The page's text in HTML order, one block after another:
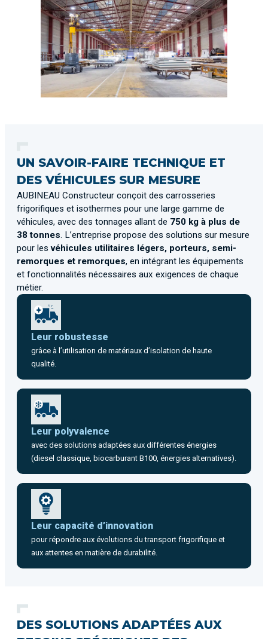
UN SAVOIR-FAIRE TECHNIQUE ET
DES VÉHICULES SUR MESURE
AUBINEAU Constructeur conçoit des carrosseries
frigorifiques et isothermes pour une large gamme de
véhicules, avec des tonnages allant de 750 kg à plus de
38 tonnes. L’entreprise propose des solutions sur mesure
pour lesvéhicules utilitaires légers, porteurs, semi-
remorques et remorques, en intégrant les équipements
et fonctionnalités nécessaires aux exigences de chaque
métier.
Leur robustesse
grâce à l’utilisation de matériaux d’isolation de haute
qualité.
Leur polyvalence
avec des solutions adaptées aux différentes énergies
(diesel classique, biocarburant B100, énergies alternatives).
Leur capacité d’innovation
pour répondre aux évolutions du transport frigorifique et
aux attentes en matière de durabilité.
DES SOLUTIONS ADAPTÉES AUX